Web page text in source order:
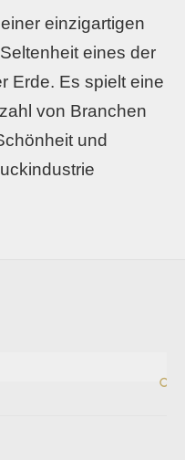
einzigartigen
eines der
Erde. Es spielt eine
von Branchen
und